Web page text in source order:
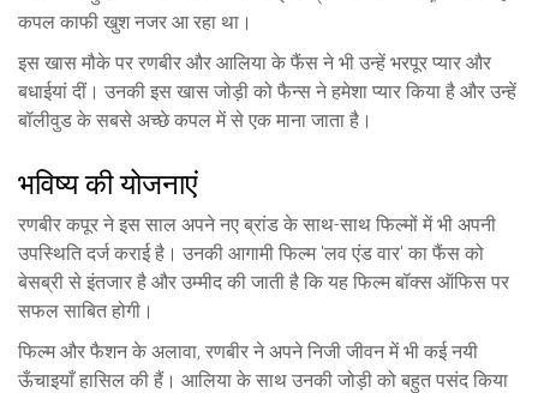
कपल काफी खुश नजर आ रहा था।
इस खास मौके पर रणबीर और आलिया के फैंस ने भी उन्हें भरपूर प्यार और
बधाईयां दीं। उनकी इस खास जोड़ी को फैन्स ने हमेशा प्यार किया है और उन्हें
बॉलीवुड के सबसे अच्छे कपल में से एक माना जाता है।
भविष्य की योजनाएं
रणबीर कपूर ने इस साल अपने नए ब्रांड के साथ-साथ फिल्मों में भी अपनी
उपस्थिति दर्ज कराई है। उनकी आगामी फिल्म 'लव एंड वार' का फैंस को
बेसब्री से इंतजार है और उम्मीद की जाती है कि यह फिल्म बॉक्स ऑफिस पर
सफल साबित होगी।
फिल्म और फैशन के अलावा, रणबीर ने अपने निजी जीवन में भी कई नयी
ऊँचाइयाँ हासिल की हैं। आलिया के साथ उनकी जोड़ी को बहुत पसंद किया